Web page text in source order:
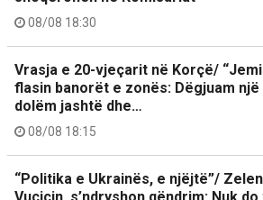
08/08 18:30
Vrasja e 20-vjeçarit në Korçë/
flasin banorët e zonës: Dëgjuam
dolëm jashtë dhe…
08/08 18:15
“Politika e Ukrainës, e njëjtë”/